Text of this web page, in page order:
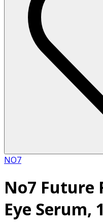
NO7
No7 Future
Eye Serum,